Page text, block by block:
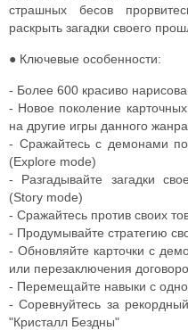
страшных бесов
раскрыть загадки своего
● Ключевые особенности:
- Более 600 красиво
- Новое поколение
на другие игры данного жанра
- Сражайтесь с демонами
(Explore mode)
- Разгадывайте загадки
(Story mode)
- Сражайтесь против своих
- Продумывайте стратегию
- Обновляйте карточки с
или перезаключения
- Перемещайте навыки с
- Соревнуйтесь за
"Кристалл Бездны"